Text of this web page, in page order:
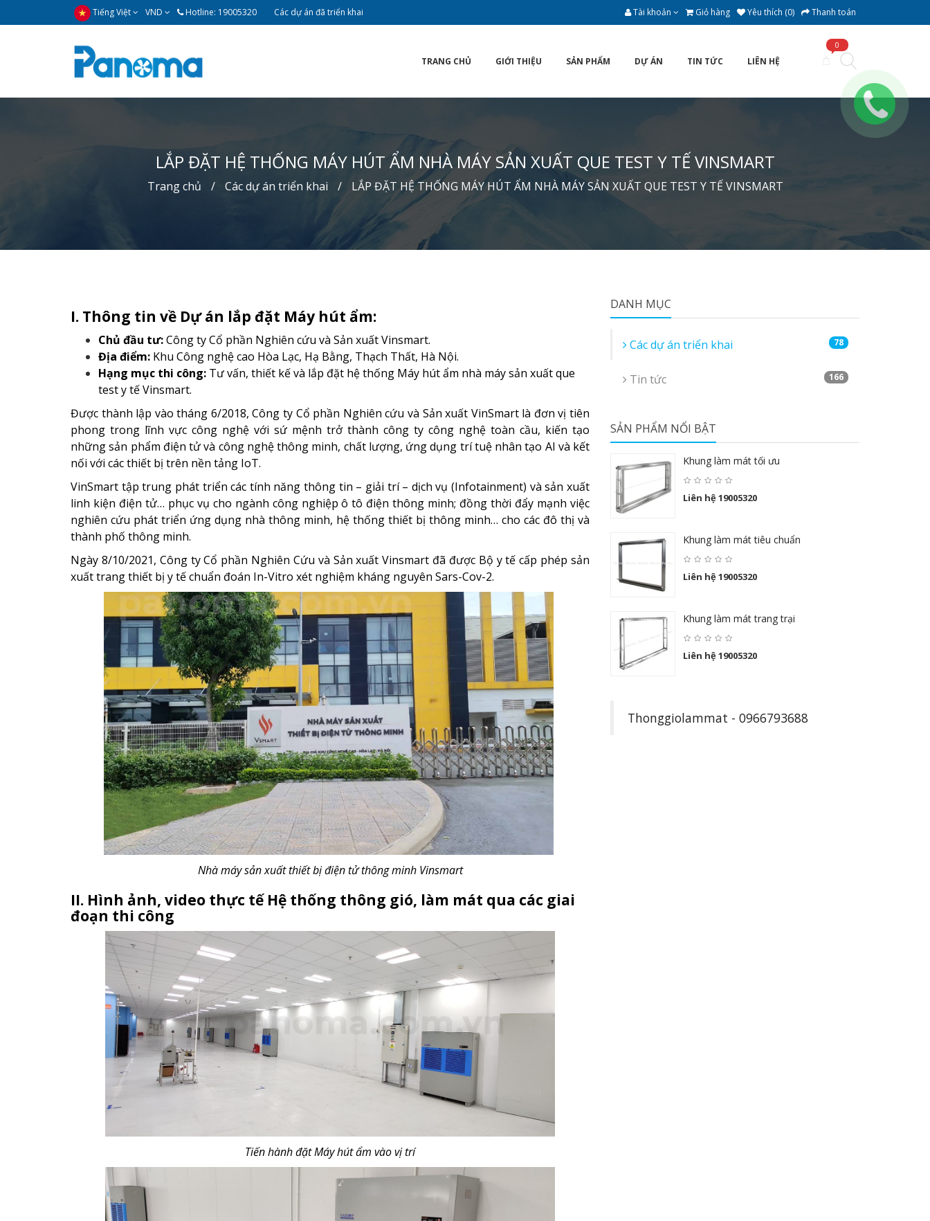
Tiếng Việt VND Hotline: 19005320 Các dự án đã triển khai Tài khoản Giỏ hàng Yêu thích (0) Thanh toán
0
TRANG CHỦ GIỚI THIỆU SẢN PHẨM DỰ ÁN TIN TỨC LIÊN HỆ
LẮP ĐẶT HỆ THỐNG MÁY HÚT ẨM NHÀ MÁY SẢN XUẤT QUE TEST Y TẾ VINSMART
Trang chủ Các dự án triển khai LẮP ĐẶT HỆ THỐNG MÁY HÚT ẨM NHÀ MÁY SẢN XUẤT QUE TEST Y TẾ VINSMART
I. Thông tin về Dự án lắp đặt Máy hút ẩm:
Chủ đầu tư:Công ty Cổ phần Nghiên cứu và Sản xuất Vinsmart.
Địa điểm: Khu Công nghệ cao Hòa Lạc, Hạ Bằng, Thạch Thất, Hà Nội.
Hạng mục thi công: Tư vấn, thiết kế và lắp đặt hệ thống Máy hút ẩm nhà máy sản xuất que
test y tế Vinsmart.
Được thành lập vào tháng 6/2018, Công ty Cổ phần Nghiên cứu và Sản xuất VinSmart là đơn vị tiên
phong trong lĩnh vực công nghệ với sứ mệnh trở thành công ty công nghệ toàn cầu, kiến tạo
những sản phẩm điện tử và công nghệ thông minh, chất lượng, ứng dụng trí tuệ nhân tạo AI và kết
nối với các thiết bị trên nền tảng IoT.
VinSmart tập trung phát triển các tính năng thông tin – giải trí – dịch vụ (Infotainment) và sản xuất
linh kiện điện tử… phục vụ cho ngành công nghiệp ô tô điện thông minh; đồng thời đẩy mạnh việc
nghiên cứu phát triển ứng dụng nhà thông minh, hệ thống thiết bị thông minh… cho các đô thị và
thành phố thông minh.
Ngày 8/10/2021, Công ty Cổ phần Nghiên Cứu và Sản xuất Vinsmart đã được Bộ y tế cấp phép sản
xuất trang thiết bị y tế chuẩn đoán In-Vitro xét nghiệm kháng nguyên Sars-Cov-2.
Nhà máy sản xuất thiết bị điện tử thông minh Vinsmart
II. Hình ảnh, video thực tế Hệ thống thông gió, làm mát qua các giai
đoạn thi công
Tiến hành đặt Máy hút ẩm vào vị trí
DANH MỤC
Các dự án triển khai 78
Tin tức 166
SẢN PHẨM NỔI BẬT
Khung làm mát tối ưu
Liên hệ 19005320
Khung làm mát tiêu chuẩn
Liên hệ 19005320
Khung làm mát trang trại
Liên hệ 19005320
Thonggiolammat - 0966793688